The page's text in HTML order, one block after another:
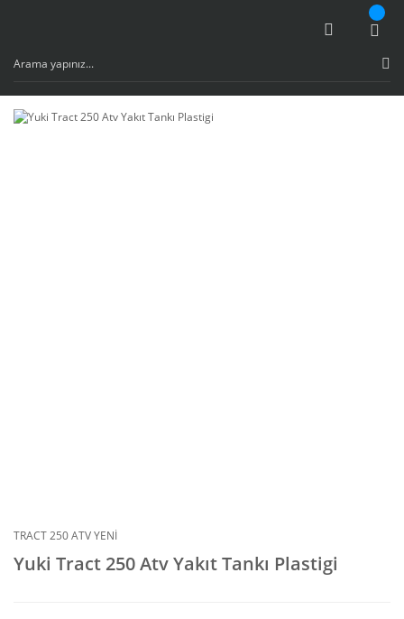
TRACT 250 ATV YENİ
Yuki Tract 250 Atv Yakıt Tankı Plastigi